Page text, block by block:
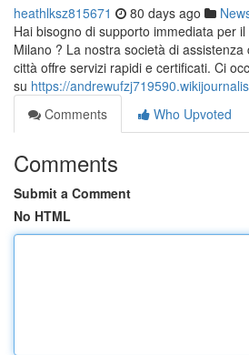
heathlksz815671 80 days ago
Hai bisogno di supporto immediata per
Milano ? La nostra società di
città offre servizi rapidi e certificati. Ci
su https://
Comments
Who Upvoted
Comments
Submit a Comment
No HTML